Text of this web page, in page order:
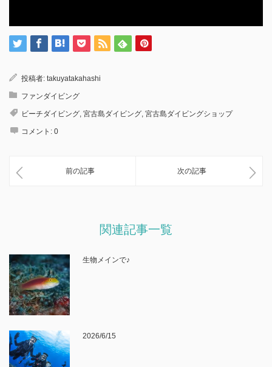
投稿者: takuyatakahashi
ファンダイビング
ビーチダイビング, 宮古島ダイビング, 宮古島ダイビングショップ
コメント: 0
前の記事 次の記事
関連記事一覧
生物メインで♪
2026/6/15